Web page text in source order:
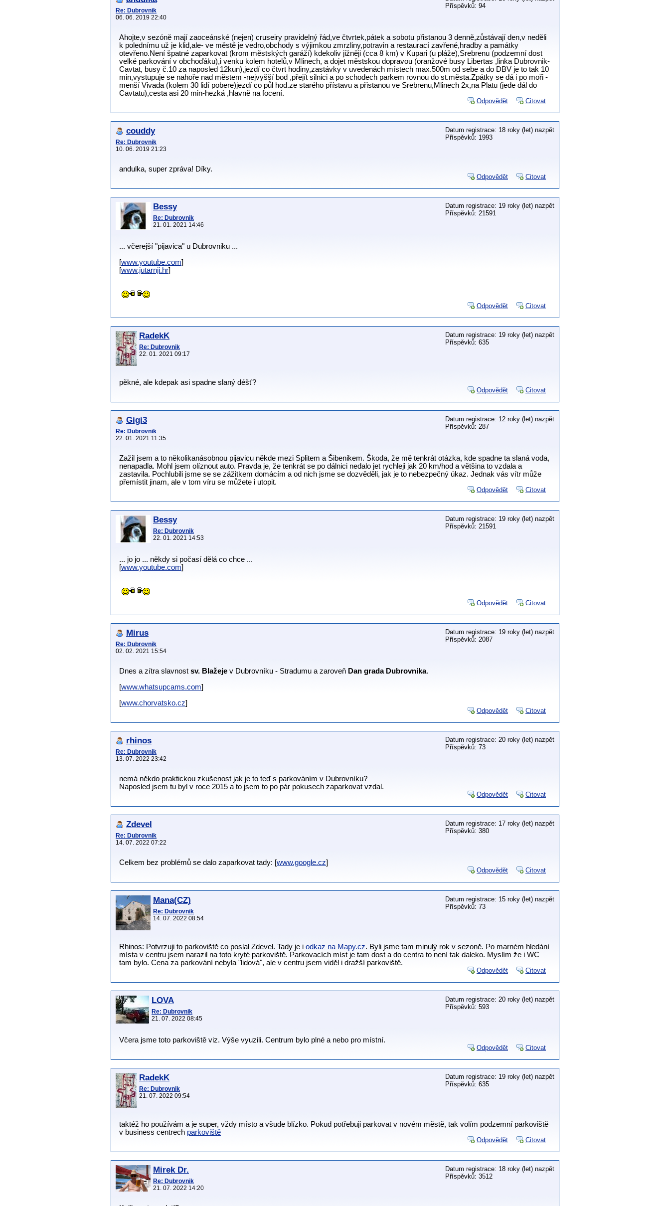
Re: Dubrovnik
06. 06. 2019 22:40
Příspěvků: 94
Ahojte,v sezóně mají zaoceánské (nejen) cruseiry pravidelný řád,ve čtvrtek,pátek a sobotu přistanou 3 denně,zůstávají den,v neděli
k polednímu už je klid,ale- ve městě je vedro,obchody s výjimkou zmrzliny,potravin a restaurací zavřené,hradby a památky
otevřeno.Není špatné zaparkovat (krom městských garáží) kdekoliv jižněji (cca 8 km) v Kupari (u pláže),Srebrenu (podzemní dost
velké parkování v obchoďáku),i venku kolem hotelů,v Mlinech, a dojet městskou dopravou (oranžové busy Libertas ,linka Dubrovnik-
Cavtat, busy č.10 za naposled 12kun),jezdí co čtvrt hodiny,zastávky v uvedenách místech max.500m od sebe a do DBV je to tak 10
min,vystupuje se nahoře nad městem -nejvyšší bod ,přejít silnici a po schodech parkem rovnou do st.města.Zpátky se dá i po moři -
menší Vivada (kolem 30 lidí pobere)jezdí co půl hod.ze starého přístavu a přistanou ve Srebrenu,Mlinech 2x,na Platu (jede dál do
Cavtatu),cesta asi 20 min-hezká ,hlavně na focení.
Odpovědět Citovat
couddy
Re: Dubrovnik
10. 06. 2019 21:23
Datum registrace: 18 roky (let) nazpět
Příspěvků: 1993
andulka, super zpráva! Díky.
Odpovědět Citovat
Bessy
Re: Dubrovnik
21. 01. 2021 14:46
Datum registrace: 19 roky (let) nazpět
Příspěvků: 21591
... včerejší "pijavica" u Dubrovniku ...
[www.youtube.com]
[www.jutarnji.hr]
Odpovědět Citovat
RadekK
Re: Dubrovnik
22. 01. 2021 09:17
Datum registrace: 19 roky (let) nazpět
Příspěvků: 635
pěkné, ale kdepak asi spadne slaný déšť?
Odpovědět Citovat
Gigi3
Re: Dubrovnik
22. 01. 2021 11:35
Datum registrace: 12 roky (let) nazpět
Příspěvků: 287
Zažil jsem a to několikanásobnou pijavicu někde mezi Splitem a Šibenikem. Škoda, že mě tenkrát otázka, kde spadne ta slaná voda,
nenapadla. Mohl jsem olíznout auto. Pravda je, že tenkrát se po dálnici nedalo jet rychleji jak 20 km/hod a většina to vzdala a
zastavila. Pochlubili jsme se se zážitkem domácím a od nich jsme se dozvěděli, jak je to nebezpečný úkaz. Jednak vás vítr může
přemístit jinam, ale v tom víru se můžete i utopit.
Odpovědět Citovat
Bessy
Re: Dubrovnik
22. 01. 2021 14:53
Datum registrace: 19 roky (let) nazpět
Příspěvků: 21591
... jo jo ... někdy si počasí dělá co chce ...
[www.youtube.com]
Odpovědět Citovat
Mirus
Re: Dubrovnik
02. 02. 2021 15:54
Datum registrace: 19 roky (let) nazpět
Příspěvků: 2087
Dnes a zítra slavnost sv. Blažeje v Dubrovníku - Stradumu a zaroveň Dan grada Dubrovnika.
[www.whatsupcams.com]
[www.chorvatsko.cz]
Odpovědět Citovat
rhinos
Re: Dubrovnik
13. 07. 2022 23:42
Datum registrace: 20 roky (let) nazpět
Příspěvků: 73
nemá někdo praktickou zkušenost jak je to teď s parkováním v Dubrovníku?
Naposled jsem tu byl v roce 2015 a to jsem to po pár pokusech zaparkovat vzdal.
Odpovědět Citovat
Zdevel
Re: Dubrovnik
14. 07. 2022 07:22
Datum registrace: 17 roky (let) nazpět
Příspěvků: 380
Celkem bez problémů se dalo zaparkovat tady: [www.google.cz]
Odpovědět Citovat
Mana(CZ)
Re: Dubrovnik
14. 07. 2022 08:54
Datum registrace: 15 roky (let) nazpět
Příspěvků: 73
Rhinos: Potvrzuji to parkoviště co poslal Zdevel. Tady je i odkaz na Mapy.cz. Byli jsme tam minulý rok v sezoně. Po marném hledání
místa v centru jsem narazil na toto kryté parkoviště. Parkovacích míst je tam dost a do centra to není tak daleko. Myslím že i WC
tam bylo. Cena za parkování nebyla "lidová", ale v centru jsem viděl i dražší parkoviště.
Odpovědět Citovat
LOVA
Re: Dubrovnik
21. 07. 2022 08:45
Datum registrace: 20 roky (let) nazpět
Příspěvků: 593
Včera jsme toto parkoviště viz. Výše vyuzili. Centrum bylo plné a nebo pro místní.
Odpovědět Citovat
RadekK
Re: Dubrovnik
21. 07. 2022 09:54
Datum registrace: 19 roky (let) nazpět
Příspěvků: 635
taktéž ho používám a je super, vždy místo a všude blízko. Pokud potřebuji parkovat v novém městě, tak volím podzemní parkoviště
v business centrech parkoviště
Odpovědět Citovat
Mirek Dr.
Re: Dubrovnik
21. 07. 2022 14:20
Datum registrace: 18 roky (let) nazpět
Příspěvků: 3512